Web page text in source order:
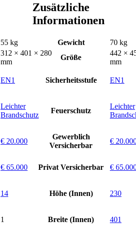
55 kg
312 × 401 × 280
mm
EN1
Leichter
Brandschutz
€ 20.000
€ 65.000
14
1
Zusätzliche
Informationen
Gewicht
70 kg
Größe
442 ×
mm
Sicherheitsstufe EN1
Feuerschutz
Leichter
Gewerblich
Versicherbar
€
Privat Versicherbar €
Höhe (Innen) 230
Breite (Innen) 401